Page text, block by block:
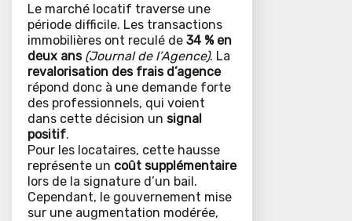
Le marché locatif traverse une
période difficile. Les transactions
immobilières ont reculé de 34 % en
deux ans (Journal de l’Agence). La
revalorisation des frais d’agence
répond donc à une demande forte
des professionnels, qui voient
dans cette décision un signal
positif.
Pour les locataires, cette hausse
représente un coût supplémentaire
lors de la signature d’un bail.
Cependant, le gouvernement mise
sur une augmentation modérée,